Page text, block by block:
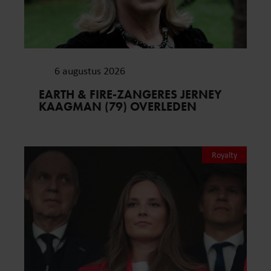
6 augustus 2026
EARTH & FIRE-ZANGERES JERNEY
KAAGMAN (79) OVERLEDEN
Royalty